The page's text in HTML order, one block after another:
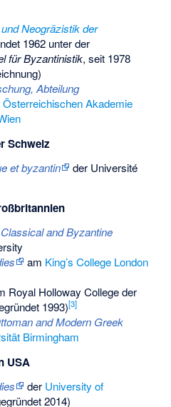
Neogräzistik der
1962 unter der
für Byzantinistik, seit 1978
Abteilung
Österreichischen Akademie
Schweiz
et byzantin der Université
and Byzantine
am King’s College London
Royal Holloway Collegeder
1993)[3]
and Modern Greek
Birmingham
USA
der University of
2014)